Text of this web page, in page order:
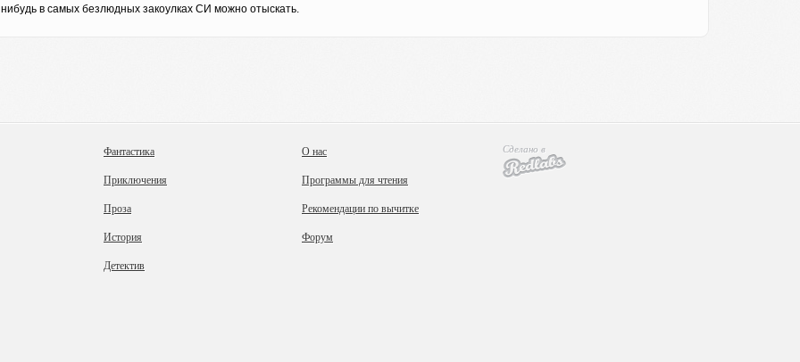
нибудь в самых безлюдных закоулках СИ можно отыскать.
Фантастика
Приключения
Проза
История
Детектив
О нас
Программы для чтения
Рекомендации по вычитке
Форум
Сделано в